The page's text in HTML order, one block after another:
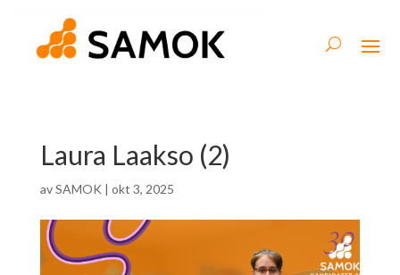
Laura Laakso (2)
avSAMOK | okt 3, 2025